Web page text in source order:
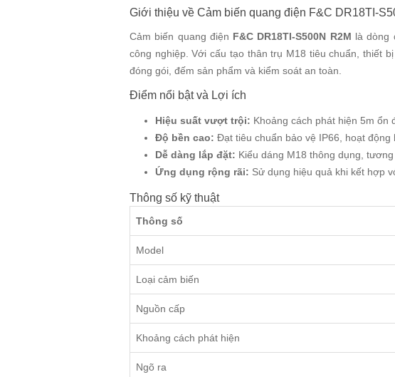
Giới thiệu về Cảm biến quang điện F&C DR18TI-
Cảm biến quang điện F&C DR18TI-S500N R2M là dòng
công nghiệp. Với cấu tạo thân trụ M18 tiêu chuẩn, thiết
đóng gói, đếm sản phẩm và kiểm soát an toàn.
Điểm nổi bật và Lợi ích
Hiệu suất vượt trội: Khoảng cách phát hiện 5m ổn
Độ bền cao: Đạt tiêu chuẩn bảo vệ IP66, hoạt
Dễ dàng lắp đặt: Kiểu dáng M18 thông dụng,
Ứng dụng rộng rãi: Sử dụng hiệu quả khi kết hợp
Thông số kỹ thuật
Thông số
Model
Loại cảm biến
Nguồn cấp
Khoảng cách phát hiện
Ngõ ra